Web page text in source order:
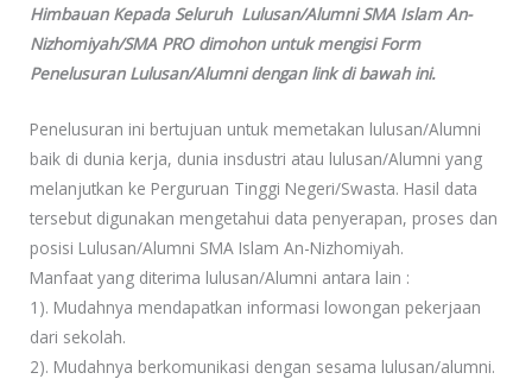
Himbauan Kepada Seluruh Lulusan/Alumni SMA Islam An-
Nizhomiyah/SMA PRO dimohon untuk mengisi Form
Penelusuran Lulusan/Alumni dengan link di bawah ini.
Penelusuran ini bertujuan untuk memetakan lulusan/Alumni
baik di dunia kerja, dunia insdustri atau lulusan/Alumni yang
melanjutkan ke Perguruan Tinggi Negeri/Swasta. Hasil data
tersebut digunakan mengetahui data penyerapan, proses dan
posisi Lulusan/Alumni SMA Islam An-Nizhomiyah.
Manfaat yang diterima lulusan/Alumni antara lain :
1). Mudahnya mendapatkan informasi lowongan pekerjaan
dari sekolah.
2). Mudahnya berkomunikasi dengan sesama lulusan/alumni.